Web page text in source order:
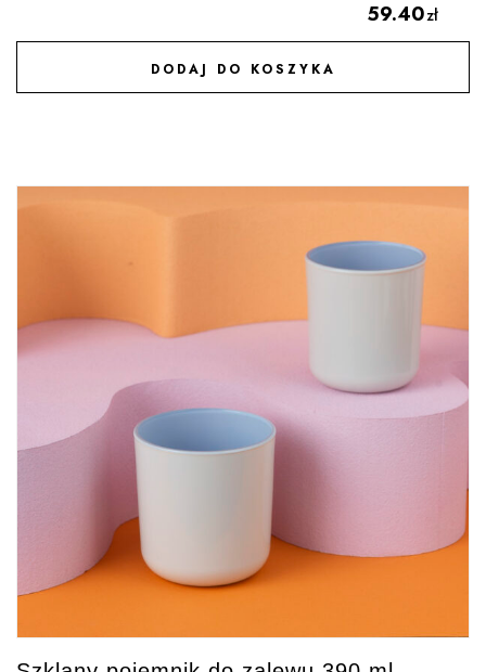
59.40zł
DODAJ DO KOSZYKA
DODAJ DO ULUBIONYCH